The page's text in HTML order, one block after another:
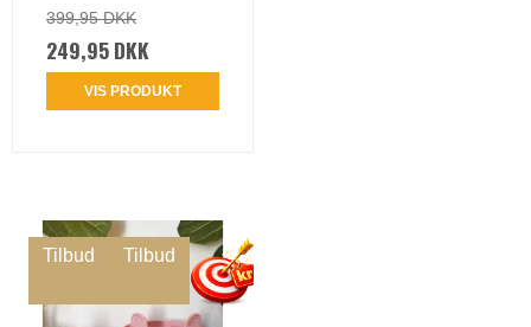
399,95 DKK
249,95 DKK
VIS PRODUKT
Tilbud Tilbud